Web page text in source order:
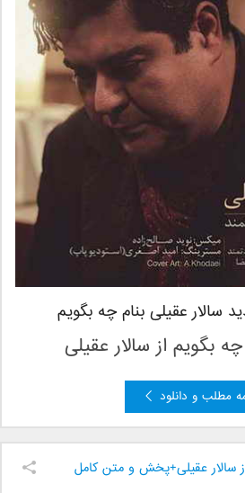
سالار عقیلی بنام چه بگویم
بگویم از سالار عقیلی
مطلب و دانلود
سالار عقیلی+پخش و متن کامل